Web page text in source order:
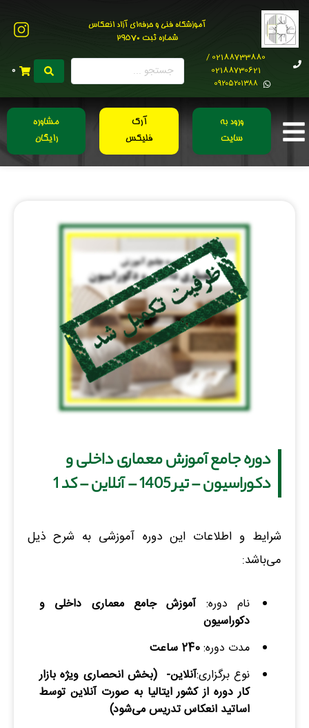
آموزشگاه فنی و حرفه‌ای آزاد انعکاس
شماره ثبت 29570
02188733880 /
02188730621
0۹۲۰۵۲۰۱۳۸۸
0
ورود به
سایت
آرک
فلیکس
مشاوره
رایگان
دوره جامع آموزش معماری داخلی و
دکوراسیون – تیر 1405 – آنلاین – کد 1
شرایط و اطلاعات این دوره آموزشی به شرح ذیل
می‌باشد:
نام دوره:آموزش جامع معماری داخلی و
دکوراسیون
مدت دوره:240 ساعت
نوع برگزاری:آنلاین- (بخش انحصاری ویژه بازار
کار دوره از کشور ایتالیا به صورت آنلاین توسط
اساتید انعکاس تدریس می‌شود)